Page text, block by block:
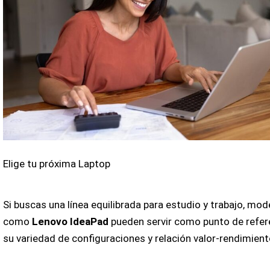
Elige tu próxima Laptop
Si buscas una línea equilibrada para estudio y trabajo,
como Lenovo IdeaPad pueden servir como punto de
su variedad de configuraciones y relación valor-